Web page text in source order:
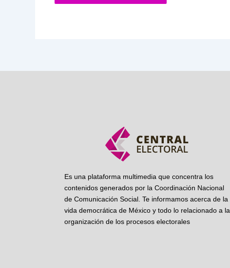
Es una plataforma multimedia que concentra los
contenidos generados por la Coordinación Nacional
de Comunicación Social. Te informamos acerca de la
vida democrática de México y todo lo relacionado a la
organización de los procesos electorales